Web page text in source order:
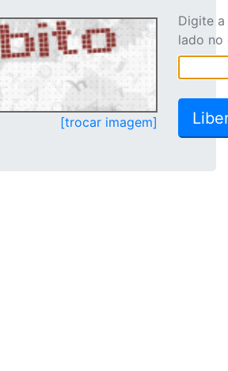
[trocar imagem]
Digite
lado no